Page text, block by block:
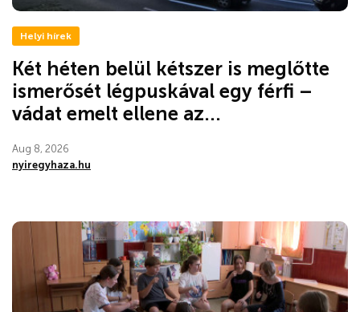
Helyi hírek
Két héten belül kétszer is meglőtte
ismerősét légpuskával egy férfi –
vádat emelt ellene az...
Aug 8, 2026
nyiregyhaza.hu